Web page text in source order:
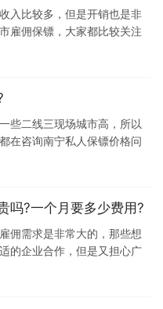
入比较多，但是开销也是非
雇佣保镖，大家都比较关注
些二线三现场城市高，所以
在咨询南宁私人保镖价格问
吗?一个月要多少费用?
佣需求是非常大的，那些想
的企业合作，但是又担心广